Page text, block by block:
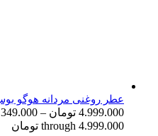
عطر روغنی مردانه هوگو
4.999.000 تومان –
349.000
through 4.999.000 تومان